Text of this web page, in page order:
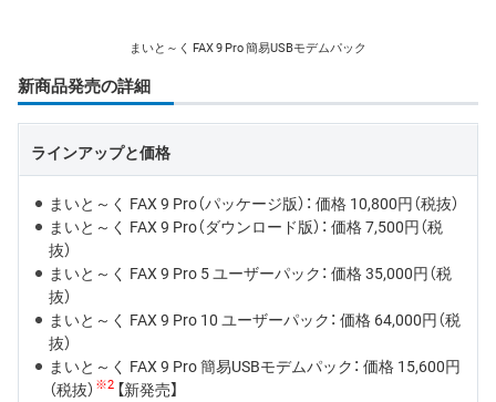
まいと～く FAX 9 Pro 簡易USBモデムパック
新商品発売の詳細
ラインアップと価格
まいと～く FAX 9 Pro（パッケージ版）： 価格 10,800円（税抜）
まいと～く FAX 9 Pro（ダウンロード版）： 価格 7,500円（税
抜）
まいと～く FAX 9 Pro 5 ユーザーパック： 価格 35,000円（税
抜）
まいと～く FAX 9 Pro 10 ユーザーパック： 価格 64,000円（税
抜）
まいと～く FAX 9 Pro 簡易USBモデムパック： 価格 15,600円
（税抜） ※2 【新発売】